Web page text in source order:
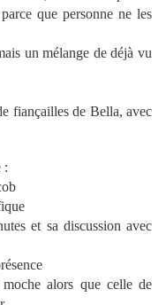
que personne ne les
un mélange de déjà vu
fiançailles de Bella, avec
:
et sa discussion avec
alors que celle de